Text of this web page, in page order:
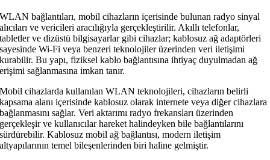
WLAN bağlantıları, mobil cihazların içerisinde bulunan radyo sinyal
alıcıları ve vericileri aracılığıyla gerçekleştirilir. Akıllı telefonlar,
tabletler ve dizüstü bilgisayarlar gibi cihazlar; kablosuz ağ adaptörleri
sayesinde Wi-Fi veya benzeri teknolojiler üzerinden veri iletişimi
kurabilir. Bu yapı, fiziksel kablo bağlantısına ihtiyaç duyulmadan ağ
erişimi sağlanmasına imkan tanır.
Mobil cihazlarda kullanılan WLAN teknolojileri, cihazların belirli
kapsama alanı içerisinde kablosuz olarak internete veya diğer cihazlara
bağlanmasını sağlar. Veri aktarımı radyo frekansları üzerinden
gerçekleşir ve kullanıcılar hareket halindeyken bile bağlantılarını
sürdürebilir. Kablosuz mobil ağ bağlantısı, modern iletişim
altyapılarının temel bileşenlerinden biri haline gelmiştir.